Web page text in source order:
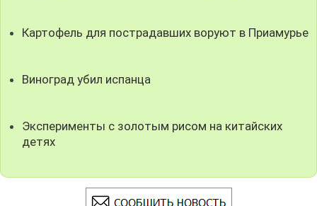
Картофель для пострадавших воруют в Приамурье
Виноград убил испанца
Эксперименты с золотым рисом на китайских
детях